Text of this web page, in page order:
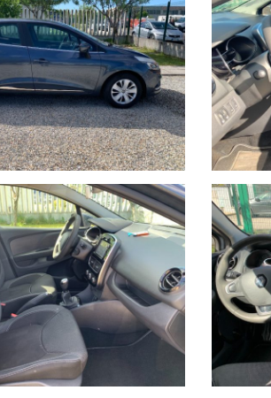
visione e prova su appuntamento.
invio mail oppure contattando i numeri
nelle descrizioni dei veicoli offerti, che
e disponibilità